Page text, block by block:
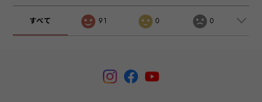
すべて 91 0 0